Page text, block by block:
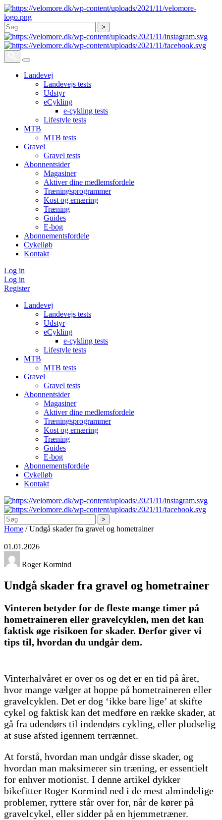
Søg
Landevej
Landevejs tests
Udstyr
eCykling
e-cykling tests
Lifestyle tests
MTB
MTB tests
Gravel
Gravel tests
Abonnentsider
Magasiner
Aktiver dine medlemsfordele
Træningsprogrammer
Kost og ernæring
Træning
Guides
E-bog
Abonnementsfordele
Cykelløb
Kontakt
Log in
Log in
Register
Landevej
Landevejs tests
Udstyr
eCykling
e-cykling tests
Lifestyle tests
MTB
MTB tests
Gravel
Gravel tests
Abonnentsider
Magasiner
Aktiver dine medlemsfordele
Træningsprogrammer
Kost og ernæring
Træning
Guides
E-bog
Abonnementsfordele
Cykelløb
Kontakt
Søg
Home /Undgå skader fra gravel og hometrainer
01.01.2026
Roger Kormind
Undgå skader fra gravel og hometrainer
Vinteren betyder for de fleste mange timer på
hometraineren eller gravelcyklen, men det kan
faktisk øge risikoen for skader. Derfor giver vi
tips til, hvordan du undgår dem.
Vinterhalvåret er over os og det er en tid på året,
hvor mange vælger at hoppe på hometraineren eller
gravelcyklen. Det er dog ‘ikke bare lige’ at skifte
cykel og faktisk kan det medføre en række skader, at
gå fra udendørs til indendørs cykling, eller pludselig
at suse afsted igennem terrænnet.
At forstå, hvordan man undgår disse skader, og
hvordan man maksimerer sin træning, er essentielt
for enhver motionist. I denne artikel dykker
bikefitter Roger Kormind ned i de mest almindelige
problemer, ryttere står over for, når de kører på
gravelcykel, eller sidder på en hjemmetræner.